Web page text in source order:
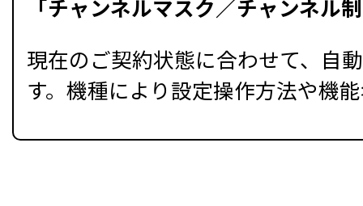
「チャンネルマスク／チャンネル
現在のご契約状態に合わせて、自
す。機種により設定操作方法や機